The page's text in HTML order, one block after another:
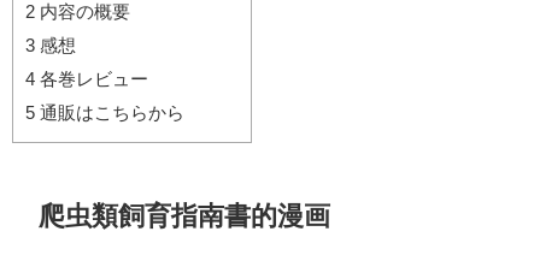
2 内容の概要
3 感想
4 各巻レビュー
5 通販はこちらから
爬虫類飼育指南書的漫画